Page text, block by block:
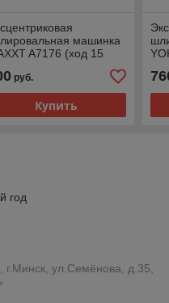
машинка
A7176 (ход 15
руб.
Купить
год
г.Минск, ул.Семёнова, д.35,